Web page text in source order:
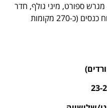
ספורט, מיני גולף, חדר
כושר, מועדון ילדים ואודיטוריום לאירוח כנסים (כ-270 מקומות